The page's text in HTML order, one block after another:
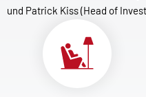
und Patrick Kiss (Head of